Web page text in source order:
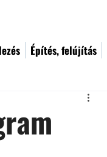
Építés, felújítás